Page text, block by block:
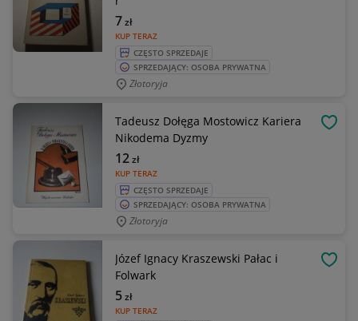
KUP TERAZ
7zł
CZĘSTO SPRZEDAJE
SPRZEDAJĄCY: OSOBA PRYWATNA
Złotoryja
Tadeusz Dołęga Mostowicz Kariera
Nikodema Dyzmy
KUP TERAZ
12zł
CZĘSTO SPRZEDAJE
SPRZEDAJĄCY: OSOBA PRYWATNA
Złotoryja
Józef Ignacy Kraszewski Pałac i
Folwark
KUP TERAZ
5zł